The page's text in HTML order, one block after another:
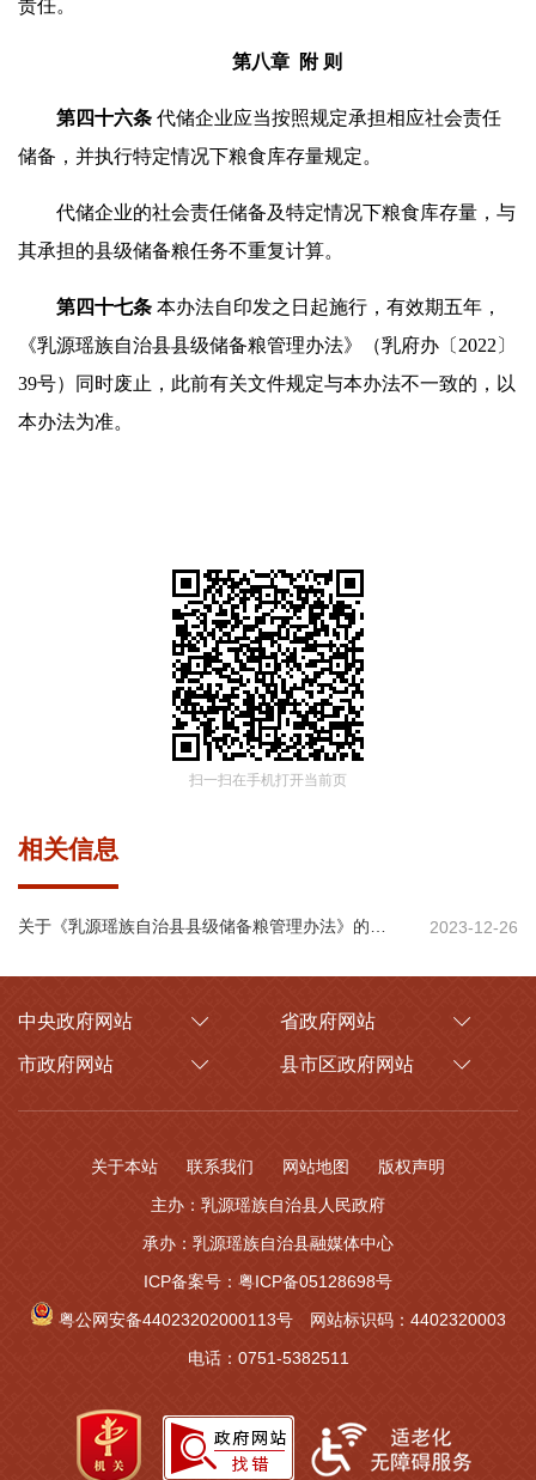
责任。
第八章 附 则
第四十六条 代储企业应当按照规定承担相应社会责任
储备，并执行特定情况下粮食库存量规定。
代储企业的社会责任储备及特定情况下粮食库存量，与
其承担的县级储备粮任务不重复计算。
第四十七条 本办法自印发之日起施行，有效期五年，
《乳源瑶族自治县县级储备粮管理办法》（乳府办〔2022〕
39号）同时废止，此前有关文件规定与本办法不一致的，以
本办法为准。
扫一扫在手机打开当前页
相关信息
2023-12-26
中央政府网站 省政府网站
市政府网站 县市区政府网站
关于本站 联系我们 网站地图
版权声明
主办：乳源瑶族自治县人民政府
承办：乳源瑶族自治县融媒体中心
ICP备案号：粤ICP备05128698号
粤公网安备44023202000113号
网站标识码：4402320003
电话：0751-5382511